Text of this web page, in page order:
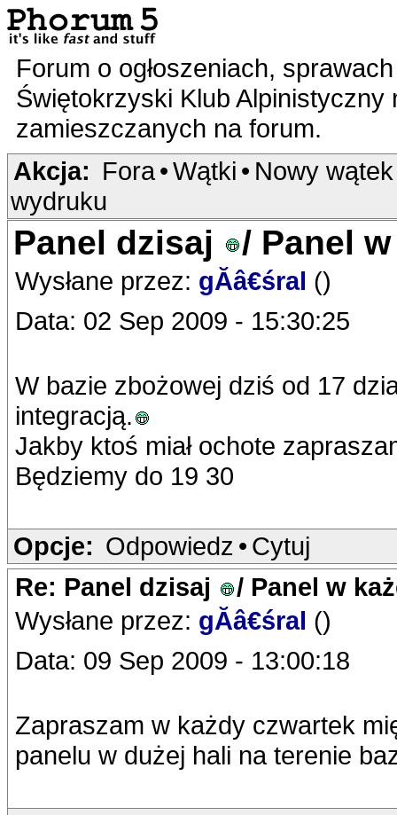
Forum o ogłoszeniach,
Świętokrzyski Klub
zamieszczanych na forum.
Akcja: Fora•Wątki • Nowy wątek
wydruku
Panel dzisaj / Panel
Wysłane przez: gĂâ€śral ()
Data: 02 Sep 2009 - 15:30:25
W bazie zbożowej dziś od 17
integracją.
Jakby ktoś miał ochote
Będziemy do 19 30
Opcje: Odpowiedz • Cytuj
Re: Panel dzisaj
/ Panel w
Wysłane przez: gĂâ€śral ()
Data: 09 Sep 2009 - 13:00:18
Zapraszam w każdy czwartek
panelu w dużej hali na terenie